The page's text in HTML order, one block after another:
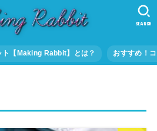
ト【Making Rabbit】とは？ おすすめ！
SEARCH